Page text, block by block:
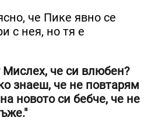
че Пике явно се
с нея, но тя е
че си влюбен?
знаеш, че не повтарям
новото си бебче, че не